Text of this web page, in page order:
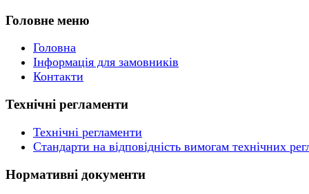
Головне меню
Головна
Інформація для замовників
Контакти
Технічні регламенти
Технічні регламенти
Стандарти на відповідність вимогам технічних
Нормативні документи